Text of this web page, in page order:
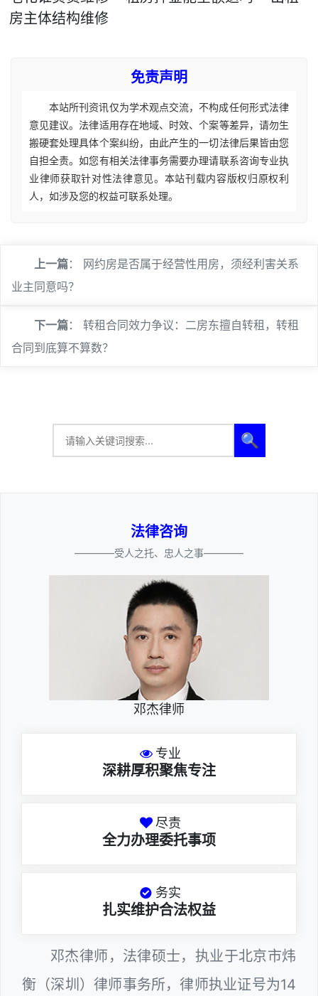
房主体结构维修
免责声明
本站所刊资讯仅为学术观点交流，不构成任何形式法律
意见建议。法律适用存在地域、时效、个案等差异，请勿生
搬硬套处理具体个案纠纷，由此产生的一切法律后果皆由您
自担全责。如您有相关法律事务需要办理请联系咨询专业执
业律师获取针对性法律意见。本站刊载内容版权归原权利
人，如涉及您的权益可联系处理。
上一篇： 网约房是否属于经营性用房，须经利害关系
业主同意吗？
下一篇： 转租合同效力争议：二房东擅自转租，转租
合同到底算不算数？
🔍
法律咨询
————受人之托、忠人之事————
邓杰律师
专业
深耕厚积聚焦专注
尽责
全力办理委托事项
务实
扎实维护合法权益
邓杰律师，法律硕士，执业于北京市炜
衡（深圳）律师事务所，律师执业证号为14